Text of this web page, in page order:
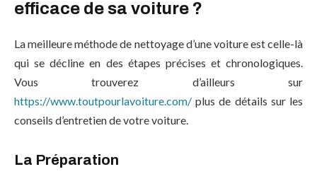
efficace de sa voiture ?
La meilleure méthode de nettoyage d’une voiture est celle-là
qui se décline en des étapes précises et chronologiques.
Vous trouverez d’ailleurs sur
https://www.toutpourlavoiture.com/ plus de détails sur les
conseils d’entretien de votre voiture.
La Préparation